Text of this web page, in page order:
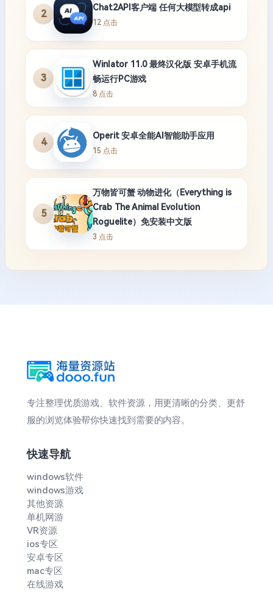
2
Chat2API客户端 任何大模型转成api
12 点击
3
Winlator 11.0 最终汉化版 安卓手机流
畅运行PC游戏
8 点击
4
Operit 安卓全能AI智能助手应用
15 点击
5
万物皆可蟹 动物进化（Everything is
Crab The Animal Evolution
Roguelite）免安装中文版
3 点击
专注整理优质游戏、软件资源，用更清晰的分类、更舒
服的浏览体验帮你快速找到需要的内容。
快速导航
windows软件
windows游戏
其他资源
单机网游
VR资源
ios专区
安卓专区
mac专区
在线游戏